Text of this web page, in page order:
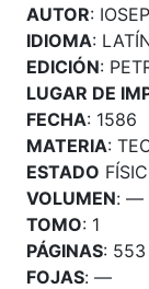
AUTOR:
IDIOMA:
EDICIÓN:
LUGAR DE
FECHA: 1586
MATERIA:
ESTADO
VOLUMEN: —
TOMO: 1
PÁGINAS: 553
FOJAS: —